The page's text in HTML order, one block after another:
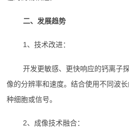
二、发展趋势
1、技术改进：
开发更敏感、更快响应的钙离子
像的分辨率和速度。结合使用不同波
种细胞或信号。
2、成像技术融合：